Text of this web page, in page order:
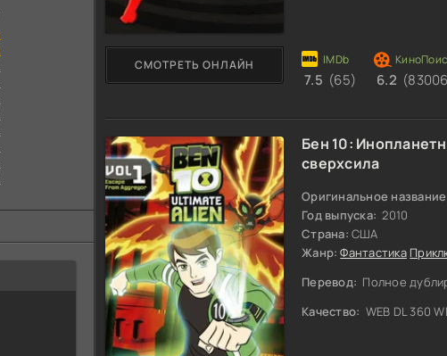
СМОТРЕТЬ ОНЛАЙН
7.5 (65) 6.2
Бен 10:
сверхсила
Оригинальное
Год выпуска: 2010
Страна: США
Жанр: Фантастика
Перевод: Полное
Качество: WEB DL 360